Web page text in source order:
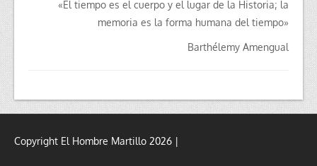
«El tiempo es el cuerpo y el lugar de la Historia; la
memoria es la forma humana del tiempo»
Barthélemy Amengual
Copyright El Hombre Martillo 2026 |